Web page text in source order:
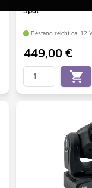
Spot
Bestand reicht ca. 12
449,00€